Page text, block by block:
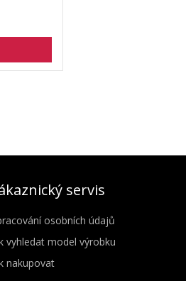
servis
osobních údajů
vyhledat model výrobku
nakupovat